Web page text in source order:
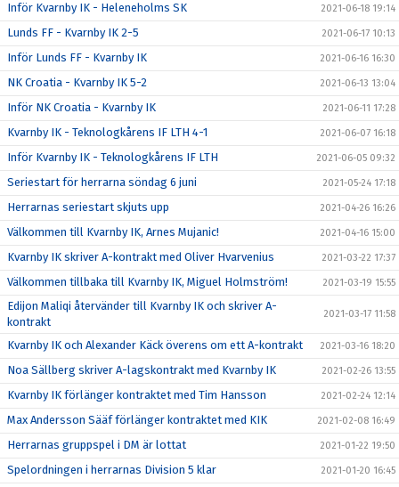
Inför Kvarnby IK - Heleneholms SK 2021-06-18 19:14
Lunds FF - Kvarnby IK 2-5 2021-06-17 10:13
Inför Lunds FF - Kvarnby IK 2021-06-16 16:30
NK Croatia - Kvarnby IK 5-2 2021-06-13 13:04
Inför NK Croatia - Kvarnby IK 2021-06-11 17:28
Kvarnby IK - Teknologkårens IF LTH 4-1 2021-06-07 16:18
Inför Kvarnby IK - Teknologkårens IF LTH 2021-06-05 09:32
Seriestart för herrarna söndag 6 juni 2021-05-24 17:18
Herrarnas seriestart skjuts upp 2021-04-26 16:26
Välkommen till Kvarnby IK, Arnes Mujanic! 2021-04-16 15:00
Kvarnby IK skriver A-kontrakt med Oliver Hvarvenius 2021-03-22 17:37
Välkommen tillbaka till Kvarnby IK, Miguel Holmström! 2021-03-19 15:55
Edijon Maliqi återvänder till Kvarnby IK och skriver A-
kontrakt
2021-03-17 11:58
Kvarnby IK och Alexander Käck överens om ett A-kontrakt 2021-03-16 18:20
Noa Sällberg skriver A-lagskontrakt med Kvarnby IK 2021-02-26 13:55
Kvarnby IK förlänger kontraktet med Tim Hansson 2021-02-24 12:14
Max Andersson Sääf förlänger kontraktet med KIK 2021-02-08 16:49
Herrarnas gruppspel i DM är lottat 2021-01-22 19:50
Spelordningen i herrarnas Division 5 klar 2021-01-20 16:45